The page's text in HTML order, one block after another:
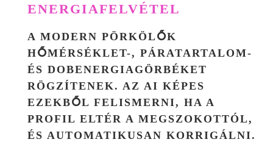
ENERGIAFELVÉTEL
A MODERN PÖRKÖLŐK
HŐMÉRSÉKLET-, PÁRATARTALOM-
ÉS DOBENERGIAGÖRBÉKET
RÖGZÍTENEK. AZ AI KÉPES
EZEKBŐL FELISMERNI, HA A
PROFIL ELTÉR A MEGSZOKOTTÓL,
ÉS AUTOMATIKUSAN KORRIGÁLNI.